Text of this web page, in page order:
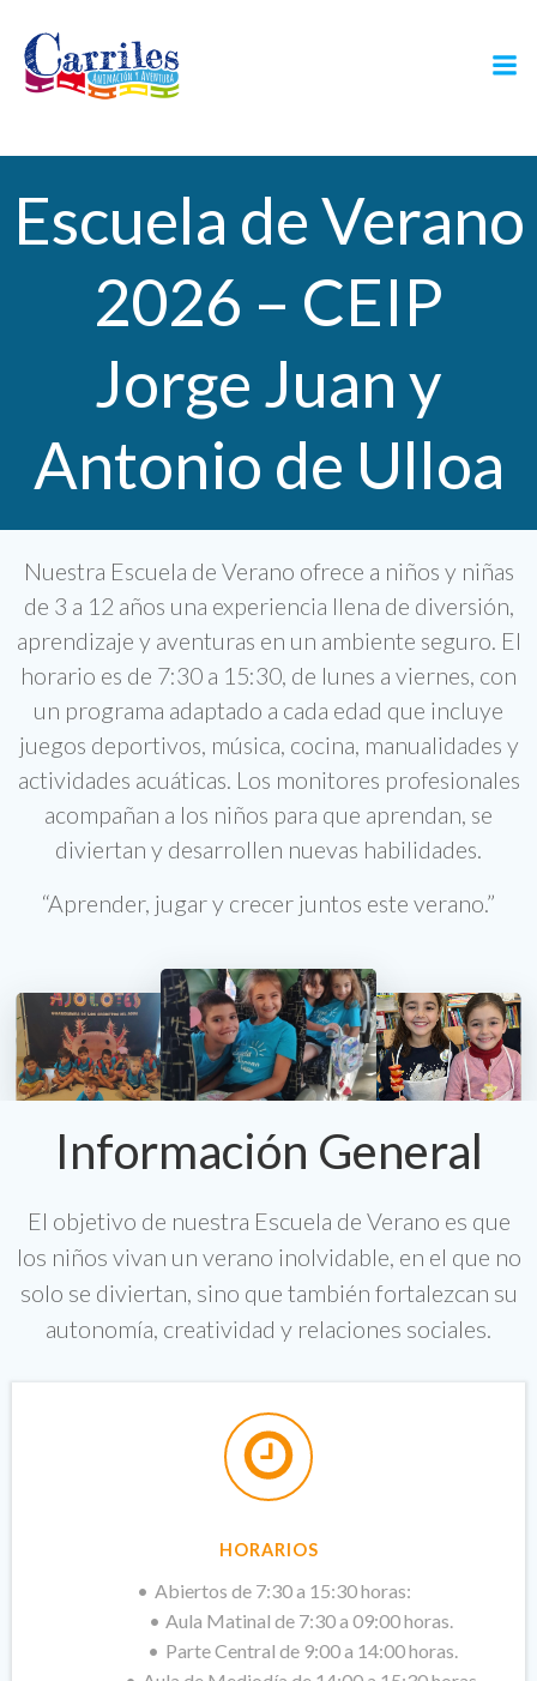
Escuela de Verano
2026 – CEIP
Jorge Juan y
Antonio de Ulloa
Nuestra Escuela de Verano ofrece a niños y niñas
de 3 a 12 años una experiencia llena de diversión,
aprendizaje y aventuras en un ambiente seguro. El
horario es de 7:30 a 15:30, de lunes a viernes, con
un programa adaptado a cada edad que incluye
juegos deportivos, música, cocina, manualidades y
actividades acuáticas. Los monitores profesionales
acompañan a los niños para que aprendan, se
diviertan y desarrollen nuevas habilidades.
“Aprender, jugar y crecer juntos este verano.”
Información General
El objetivo de nuestra Escuela de Verano es que
los niños vivan un verano inolvidable, en el que no
solo se diviertan, sino que también fortalezcan su
autonomía, creatividad y relaciones sociales.
HORARIOS
Abiertos de 7:30 a 15:30 horas:
Aula Matinal de 7:30 a 09:00 horas.
Parte Central de 9:00 a 14:00 horas.